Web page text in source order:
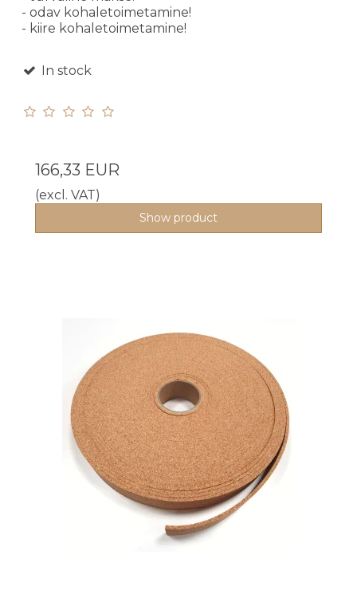
- odav kohaletoimetamine!
- kiire kohaletoimetamine!
In stock
166,33 EUR
(excl. VAT)
Show product